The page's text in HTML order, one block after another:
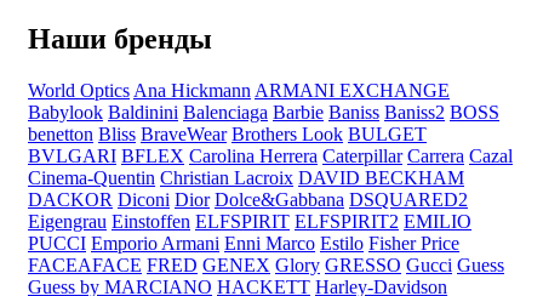
Наши бренды
World Optics Ana Hickmann ARMANI EXCHANGE
Babylook Baldinini Balenciaga Barbie Baniss Baniss2 BOSS
benetton Bliss BraveWear Brothers Look BULGET
BVLGARI BFLEX Carolina Herrera Caterpillar Carrera Cazal
Cinema-Quentin Christian Lacroix DAVID BECKHAM
DACKOR Diconi Dior Dolce&Gabbana DSQUARED2
Eigengrau Einstoffen ELFSPIRIT ELFSPIRIT2 EMILIO
PUCCI Emporio Armani Enni Marco Estilo Fisher Price
FACEAFACE FRED GENEX Glory GRESSO Gucci Guess
Guess by MARCIANO HACKETT Harley-Davidson